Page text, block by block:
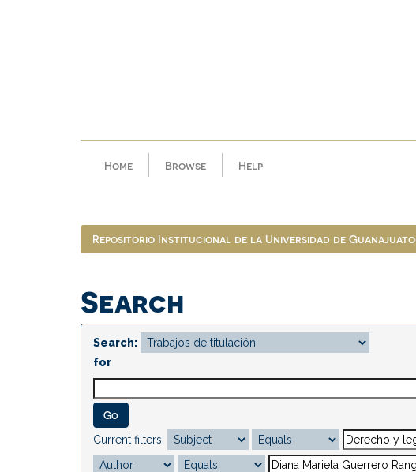
Home Browse Help
Repositorio Institucional de la Universidad de Guanajuato
Search
Search:
for
Current filters: